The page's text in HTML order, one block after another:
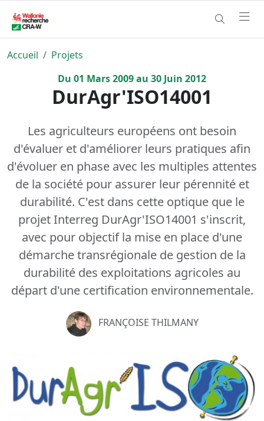
Accueil
Projets
Du 01 Mars2009au 30 Juin 2012
DurAgr'ISO14001
Les agriculteurs européens ont besoin
d'évaluer et d'améliorer leurs pratiques afin
d'évoluer en phase avec les multiples attentes
de la société pour assurer leur pérennité et
durabilité. C'est dans cette optique que le
projet Interreg DurAgr'ISO14001 s'inscrit,
avec pour objectif la mise en place d'une
démarche transrégionale de gestion de la
durabilité des exploitations agricoles au
départ d'une certification environnementale.
FRANÇOISE THILMANY